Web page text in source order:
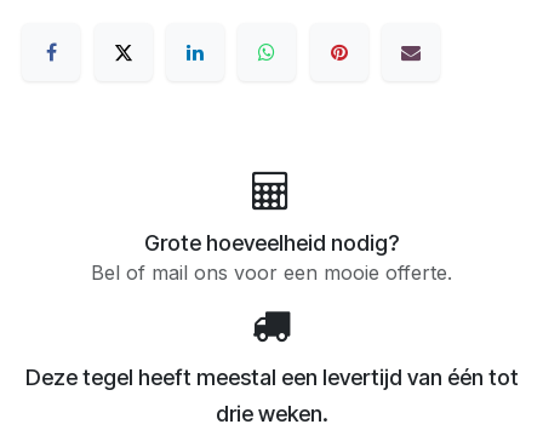
Grote hoeveelheid nodig?
Bel of mail ons voor een mooie offerte.
Deze tegel heeft meestal een levertijd van één tot
drie weken.